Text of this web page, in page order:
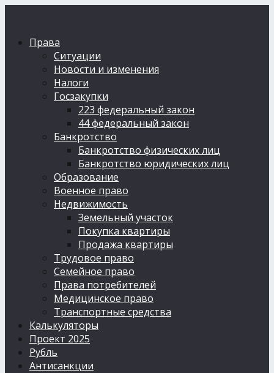
Права
Ситуации
Новости и изменения
Налоги
Госзакупки
223 федеральный закон
44 федеральный закон
Банкротство
Банкротство физических лиц
Банкротство юридических лиц
Образование
Военное право
Недвижимость
Земельный участок
Покупка квартиры
Продажа квартиры
Трудовое право
Семейное право
Права потребителей
Медицинское право
Транспортные средства
Калькуляторы
Проект 2025
Рубль
Антисанкции